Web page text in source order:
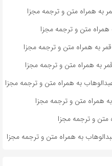
به همراه متن و ترجمه مجزا
متن و ترجمه مجزا
به همراه متن و ترجمه مجزا
به همراه متن و ترجمه مجزا
به همراه متن و ترجمه مجزا
همراه متن و ترجمه مجزا
متن و ترجمه مجزا
به همراه متن و ترجمه مجزا